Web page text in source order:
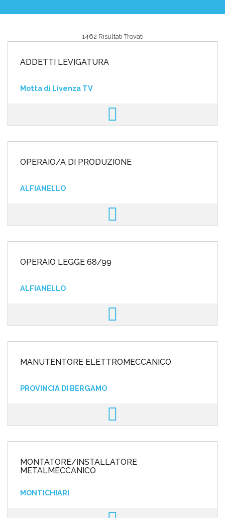
INVIA CV
1462 Risultati Trovati
ADDETTI LEVIGATURA
Motta di Livenza TV
OPERAIO/A DI PRODUZIONE
ALFIANELLO
OPERAIO LEGGE 68/99
ALFIANELLO
MANUTENTORE ELETTROMECCANICO
PROVINCIA DI BERGAMO
MONTATORE/INSTALLATORE
METALMECCANICO
MONTICHIARI